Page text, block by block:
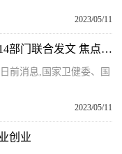
2023/05/11
纠正医药购销和医疗服务不正之风！14部门联合发文 焦点速读
前消息,国家卫健委、国
2023/05/11
创业